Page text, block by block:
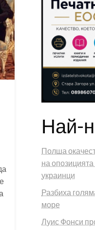
Най-
Полша
на
украинци
Разбиха
море
Луис Фонси